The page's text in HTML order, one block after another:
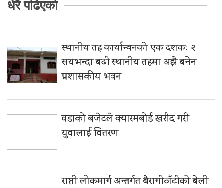
धेरै पढिएको
स्थानीय तह कार्यान्वनको एक दशकः २
सयभन्दा बढी स्थानीय तहमा अझै बनेन
प्रशासकीय भवन
वडाको बजेटले क्यारमबोर्ड खरीद गरी
युवालाई वितरण
राप्ती लोकमार्ग अन्तर्गत बैरागीठाँटीको बेली